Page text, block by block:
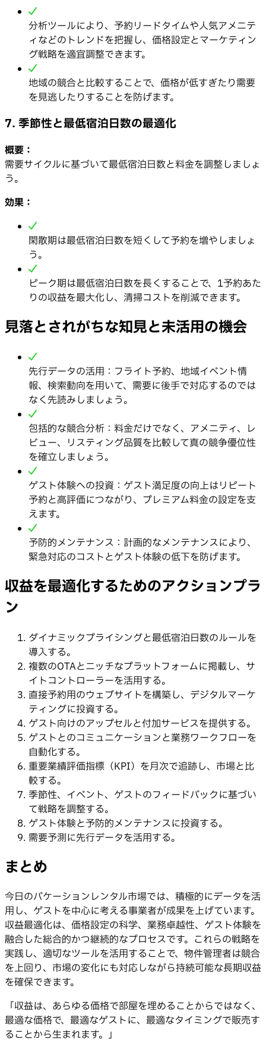
分析ツールにより、予約リードタイムや人気アメニテ
ィなどのトレンドを把握し、価格設定とマーケティン
グ戦略を適宜調整できます。
地域の競合と比較することで、価格が低すぎたり需要
を見逃したりすることを防げます。
7. 季節性と最低宿泊日数の最適化
概要：
需要サイクルに基づいて最低宿泊日数と料金を調整しましょ
う。
効果：
閑散期は最低宿泊日数を短くして予約を増やしましょ
う。
ピーク期は最低宿泊日数を長くすることで、1予約あた
りの収益を最大化し、清掃コストを削減できます。
見落とされがちな知見と未活用の機会
先行データの活用：フライト予約、地域イベント情
報、検索動向を用いて、需要に後手で対応するのでは
なく先読みしましょう。
包括的な競合分析：料金だけでなく、アメニティ、レ
ビュー、リスティング品質を比較して真の競争優位性
を確立しましょう。
ゲスト体験への投資：ゲスト満足度の向上はリピート
予約と高評価につながり、プレミアム料金の設定を支
えます。
予防的メンテナンス：計画的なメンテナンスにより、
緊急対応のコストとゲスト体験の低下を防げます。
収益を最適化するためのアクションプラ
ン
ダイナミックプライシングと最低宿泊日数のルールを
導入する。
複数のOTAとニッチなプラットフォームに掲載し、サ
イトコントローラーを活用する。
直接予約用のウェブサイトを構築し、デジタルマーケ
ティングに投資する。
ゲスト向けのアップセルと付加サービスを提供する。
ゲストとのコミュニケーションと業務ワークフローを
自動化する。
重要業績評価指標（KPI）を月次で追跡し、市場と比
較する。
季節性、イベント、ゲストのフィードバックに基づい
て戦略を調整する。
ゲスト体験と予防的メンテナンスに投資する。
需要予測に先行データを活用する。
まとめ
今日のバケーションレンタル市場では、積極的にデータを活
用し、ゲストを中心に考える事業者が成果を上げています。
収益最適化は、価格設定の科学、業務卓越性、ゲスト体験を
融合した総合的かつ継続的なプロセスです。これらの戦略を
実践し、適切なツールを活用することで、物件管理者は競合
を上回り、市場の変化にも対応しながら持続可能な長期収益
を確保できます。
「収益は、あらゆる価格で部屋を埋めることからではなく、
最適な価格で、最適なゲストに、最適なタイミングで販売す
ることから生まれます。」